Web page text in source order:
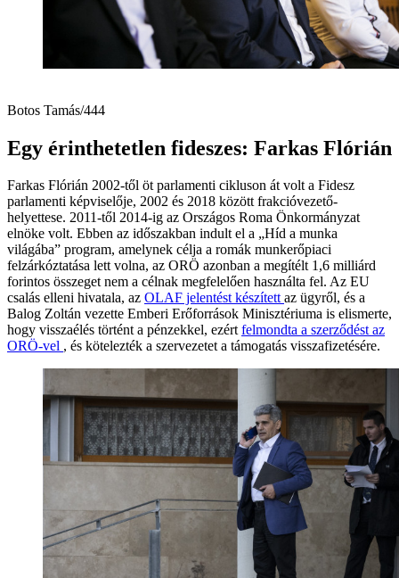
Botos Tamás/444
Egy érinthetetlen fideszes: Farkas Flórián
Farkas Flórián 2002-től öt parlamenti cikluson át volt a Fidesz
parlamenti képviselője, 2002 és 2018 között frakcióvezető-
helyettese. 2011-től 2014-ig az Országos Roma Önkormányzat
elnöke volt. Ebben az időszakban indult el a „Híd a munka
világába” program, amelynek célja a romák munkerőpiaci
felzárkóztatása lett volna, az ORÖ azonban a megítélt 1,6 milliárd
forintos összeget nem a célnak megfelelően használta fel. Az EU
csalás elleni hivatala, az OLAF jelentéstkészítettaz ügyről, és a
Balog Zoltán vezette Emberi Erőforrások Minisztériuma is elismerte,
hogy visszaélés történt a pénzekkel, ezértfelmondta a szerződést az
ORÖ-vel , és kötelezték a szervezetet a támogatás visszafizetésére.